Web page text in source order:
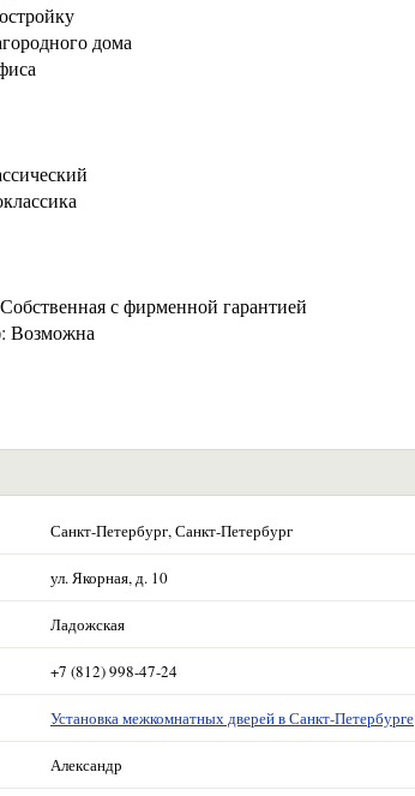
дома
с фирменной гарантией
Возможна
Санкт-Петербург, Санкт-Петербург
ул. Якорная, д. 10
Ладожская
+7 (812) 998-47-24
Установка межкомнатных дверей в Санкт-Петербурге
Александр